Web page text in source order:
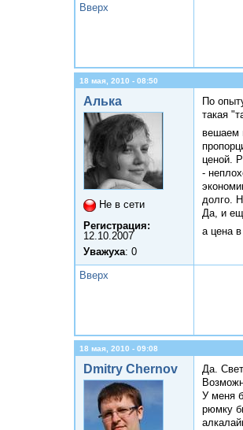
Вверх
18 мая, 2010 - 08:50
Алька
Не в сети
Регистрация:
12.10.2007
Уважуха: 0
По
такая
вешаем
ценой.
-
долго.
Да, и
а цена
Вверх
18 мая, 2010 - 09:08
Dmitry Chernov
Да.
У меня
рюмку